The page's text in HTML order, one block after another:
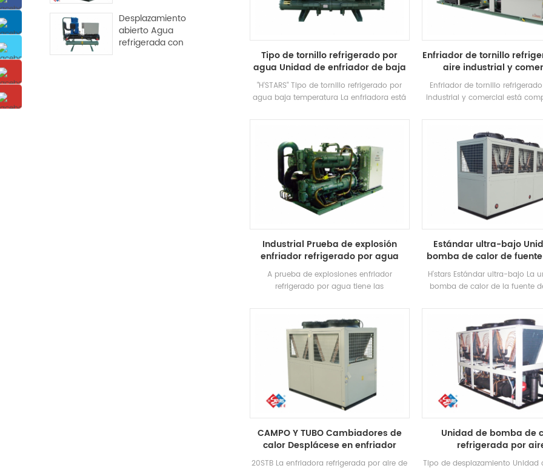
Tipo de tornillo refrigerado por
agua Unidad de enfriador de baja
temperatura
"H'STARS" Tipo de tornillo refrigerado por
agua baja temperatura La enfriadora está
industrial enfriamiento. Requiere una gama
requisitos de diferentes capacidades de
enfriamiento y temperatura Requisitos.
Marca: H'stars
Enfriador de tornillo
aire industrial y
Enfriador de tornillo
industrial y comercial está
Alta calidad Condensador y
equipado con Nombre de
eléctrico Componentes, que
utilizar ampliamente en
industrias.
Industrial Prueba de explosión
enfriador refrigerado por agua
A prueba de explosiones enfriador
refrigerado por agua tiene las
explosiones, mayor seguridad, llena de
aceite, llena de aceite, rellenas de arena, sin
chispas, macetas y herméticas, etc., que es
adecuado paraAmbiente de espacio
interior auto-cerrado con mezcla de gases
Estándar ultra-bajo
bomba de calor de
de temperatura
H'stars Estándar ultra-bajo La
bomba de calor de la fuente
en el entorno de -25 ℃ ~ 43,
como fuente de calor, no se
contaminantes, y 55 ° C El
está preparada para satisfacer
de agua caliente entre 35-55 °
de calefacción, adecuada para
de aire directo o radiación
Calefacción.
CAMPO Y TUBO Cambiadores de
calor Desplácese en enfriador
refrigerado por aire
20STB La enfriadora refrigerada por aire de
Unidad de bomba de
refrigerada por
Tipo de desplazamiento Unidad
Desplazamiento
abierto Agua
refrigerada con